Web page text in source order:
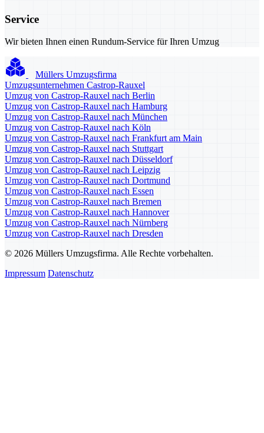
Service
Wir bieten Ihnen einen Rundum-Service für Ihren Umzug
Müllers Umzugsfirma
Umzugsunternehmen Castrop-Rauxel
Umzug von Castrop-Rauxel nach Berlin
Umzug von Castrop-Rauxel nach Hamburg
Umzug von Castrop-Rauxel nach München
Umzug von Castrop-Rauxel nach Köln
Umzug von Castrop-Rauxel nach Frankfurt am Main
Umzug von Castrop-Rauxel nach Stuttgart
Umzug von Castrop-Rauxel nach Düsseldorf
Umzug von Castrop-Rauxel nach Leipzig
Umzug von Castrop-Rauxel nach Dortmund
Umzug von Castrop-Rauxel nach Essen
Umzug von Castrop-Rauxel nach Bremen
Umzug von Castrop-Rauxel nach Hannover
Umzug von Castrop-Rauxel nach Nürnberg
Umzug von Castrop-Rauxel nach Dresden
© 2026 Müllers Umzugsfirma. Alle Rechte vorbehalten.
Impressum Datenschutz